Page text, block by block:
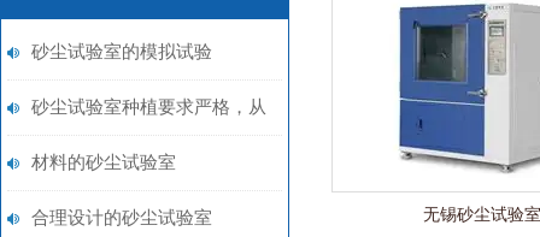
砂尘试验室的模拟试验
砂尘试验室种植要求严格，从
而使其效果Z佳
材料的砂尘试验室
合理设计的砂尘试验室 无锡砂尘试验室